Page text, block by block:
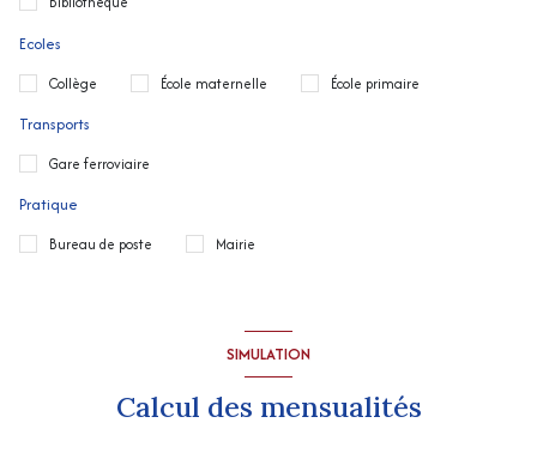
Ecoles
Collège École maternelle École primaire
Transports
Gare ferroviaire
Pratique
Bureau de poste Mairie
SIMULATION
Calcul des mensualités